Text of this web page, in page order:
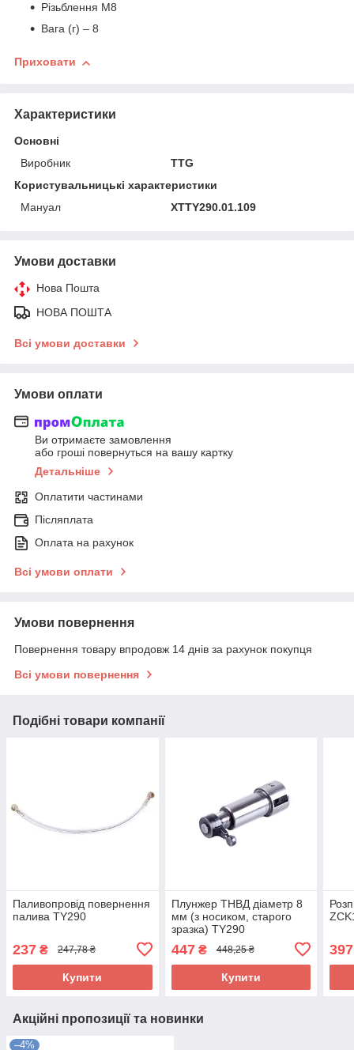
Різьблення М8
Вага (г) – 8
Приховати
Характеристики
Основні
Виробник
TTG
Користувальницькі характеристики
Мануал
XTTY290.01.109
Умови доставки
Нова Пошта
НОВА ПОШТА
Всі умови доставки
Умови оплати
Ви отримаєте замовлення
або гроші повернуться на вашу картку
Детальніше
Оплатити частинами
Післяплата
Оплата на рахунок
Всі умови оплати
Умови повернення
Повернення товару впродовж 14 днів за рахунок покупця
Всі умови повернення
Подібні товари компанії
Паливопровід повернення
палива TY290
237 ₴ 247,78 ₴
Купити
Плунжер ТНВД діаметр 8
мм (з носиком, старого
зразка) TY290
447₴ 448,25 ₴
Купити
397
Акційні пропозиції та новинки
–4%